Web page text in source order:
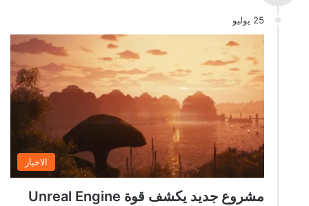
25 يوليو
الاخبار
مشروع جديد يكشف قوة Unreal Engine